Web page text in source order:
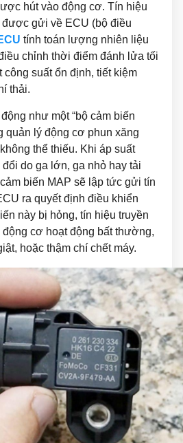
hút vào động cơ. Tín hiệu
gửi về ECU (bộ điều
tính toán lượng nhiên liệu
chỉnh thời điểm đánh lửa tối
suất ổn định, tiết kiệm
thải.
như một “bộ cảm biến
quản lý động cơ phun xăng
thể thiếu. Khi áp suất
do ga lớn, ga nhỏ hay tải
biến MAP sẽ lập tức gửi tín
ra quyết định điều khiển
này bị hỏng, tín hiệu truyền
cơ hoạt động bất thường,
hoặc thậm chí chết máy.